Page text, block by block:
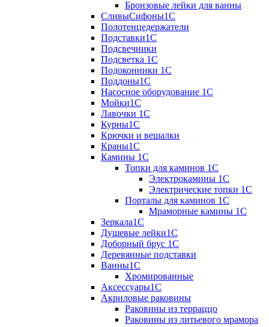
Бронзовые лейки для ванны
СливыСифоны1С
Полотенцедержатели
Подставки1С
Подсвечники
Подсветка 1С
Подоконники 1С
Поддоны1С
Насосное оборудование 1С
Мойки1С
Лавочки 1С
Курны1С
Крючки и вешалки
Краны1С
Камины 1C
Топки для каминов 1C
Электрокамины 1С
Электрические топки 1C
Порталы для каминов 1С
Мраморные камины 1C
Зеркала1С
Душевые лейки1С
Доборный брус 1С
Деревянные подставки
Ванны1С
Хромированные
Аксессуары1С
Акриловые раковины
Раковины из терраццо
Раковины из литьевого мрамора